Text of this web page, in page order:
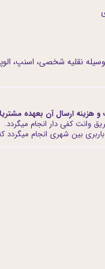
نقلیه شخصی، اسنپ،
ارسال آن بعهده
وانت کفی دار انجام میگردد.
بین شهری انجام